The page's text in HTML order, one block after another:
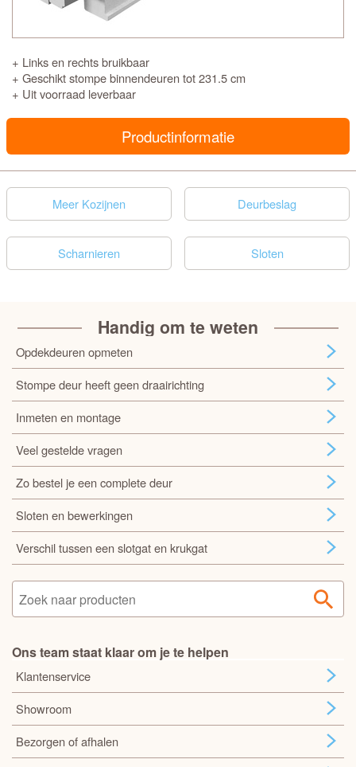
+ Links en rechts bruikbaar
+ Geschikt stompe binnendeuren tot 231.5 cm
+ Uit voorraad leverbaar
Productinformatie
Meer Kozijnen Deurbeslag
Scharnieren Sloten
Handig om te weten
Opdekdeuren opmeten
Stompe deur heeft geen draairichting
Inmeten en montage
Veel gestelde vragen
Zo bestel je een complete deur
Sloten en bewerkingen
Verschil tussen een slotgat en krukgat
Ons team staat klaar om je te helpen
Klantenservice
Showroom
Bezorgen of afhalen